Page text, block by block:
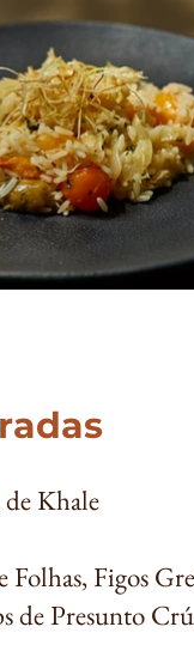
de Khale
Folhas, Figos
de Presunto Crú